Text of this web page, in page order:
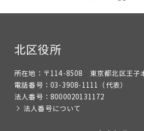
北区役所
所在地： 〒114-8508 東京都北区王子
電話番号： 03-3908-1111
（代表）
法人番号： 8000020131172
法人番号について